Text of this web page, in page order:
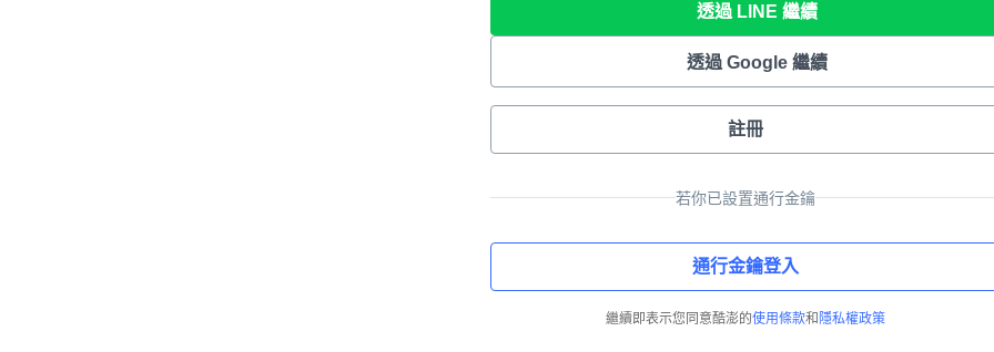
透過 LINE 繼續
透過 Google 繼續
註冊
若你已設置通行金鑰
通行金鑰登入
繼續即表示您同意酷澎的使用條款和 隱私權政策